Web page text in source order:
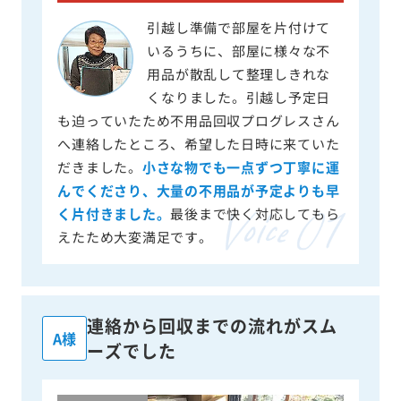
引越し準備で部屋を片付けて
いるうちに、部屋に様々な不
用品が散乱して整理しきれな
くなりました。引越し予定日
も迫っていたため不用品回収プログレスさん
へ連絡したところ、希望した日時に来ていた
だきました。 小さな物でも一点ずつ丁寧に運
んでくださり、大量の不用品が予定よりも早
く片付きました。 最後まで快く対応してもら
えたため大変満足です。
A様
連絡から回収までの流れがスム
ーズでした